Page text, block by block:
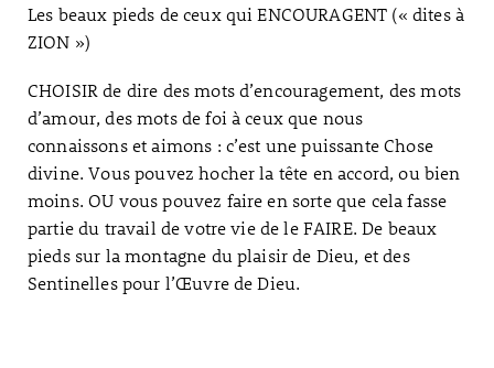
Les beaux pieds de ceux qui ENCOURAGENT (« dites à
ZION »)
CHOISIR de dire des mots d’encouragement, des mots
d’amour, des mots de foi à ceux que nous
connaissons et aimons : c’est une puissante Chose
divine. Vous pouvez hocher la tête en accord, ou bien
moins. OU vous pouvez faire en sorte que cela fasse
partie du travail de votre vie de le FAIRE. De beaux
pieds sur la montagne du plaisir de Dieu, et des
Sentinelles pour l’Œuvre de Dieu.